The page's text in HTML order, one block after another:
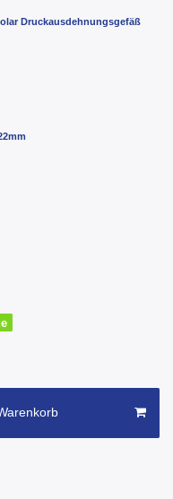
Druckausdehnungsgefäß